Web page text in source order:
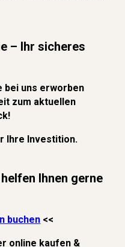
– Ihr sicheres
bei uns erworben
zum aktuellen
Ihre Investition.
Ihnen gerne
buchen <<
online kaufen &